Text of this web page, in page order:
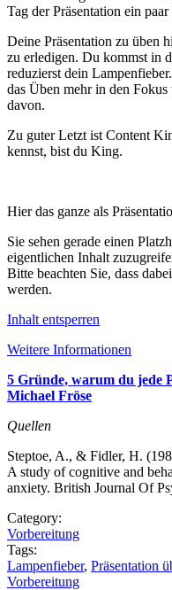
Tag der Präsentation ein
Deine Präsentation zu üben
zu erledigen. Du kommst in
reduzierst dein
das Üben mehr in den
davon.
Zu guter Letzt ist Content
kennst, bist du King.
Hier das ganze als
Sie sehen gerade einen
eigentlichen Inhalt
Bitte beachten Sie, dass
werden.
Inhalt entsperren
Weitere Informationen
5 Gründe, warum du jede
Michael Fröse
Quellen
Steptoe, A., & Fidler, H.
A study of cognitive and
anxiety. British Journal Of
Category:
Vorbereitung
Tags:
Lampenfieber, Präsentation
Vorbereitung